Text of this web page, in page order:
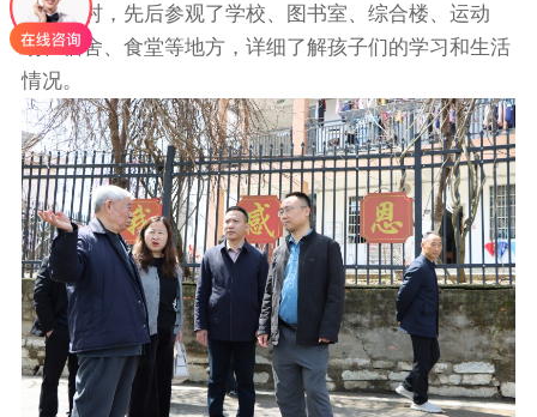
进太阳村，先后参观了学校、图书室、综合楼、运动
场、宿舍、食堂等地方，详细了解孩子们的学习和生活
情况。